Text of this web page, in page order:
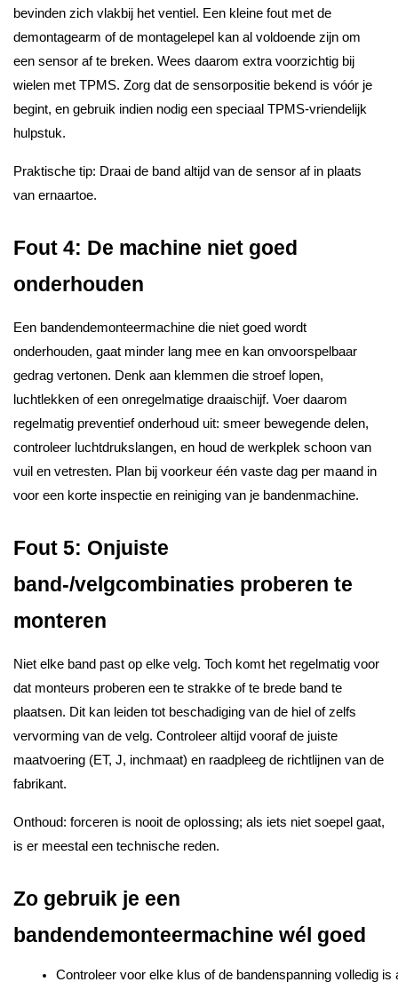
bevinden zich vlakbij het ventiel. Een kleine fout met de
demontagearm of de montagelepel kan al voldoende zijn om
een sensor af te breken. Wees daarom extra voorzichtig bij
wielen met TPMS. Zorg dat de sensorpositie bekend is vóór je
begint, en gebruik indien nodig een speciaal TPMS-vriendelijk
hulpstuk.
Praktische tip: Draai de band altijd van de sensor af in plaats
van ernaartoe.
Fout 4: De machine niet goed
onderhouden
Een bandendemonteermachine die niet goed wordt
onderhouden, gaat minder lang mee en kan onvoorspelbaar
gedrag vertonen. Denk aan klemmen die stroef lopen,
luchtlekken of een onregelmatige draaischijf. Voer daarom
regelmatig preventief onderhoud uit: smeer bewegende delen,
controleer luchtdrukslangen, en houd de werkplek schoon van
vuil en vetresten. Plan bij voorkeur één vaste dag per maand in
voor een korte inspectie en reiniging van je bandenmachine.
Fout 5: Onjuiste
band-/velgcombinaties proberen te
monteren
Niet elke band past op elke velg. Toch komt het regelmatig voor
dat monteurs proberen een te strakke of te brede band te
plaatsen. Dit kan leiden tot beschadiging van de hiel of zelfs
vervorming van de velg. Controleer altijd vooraf de juiste
maatvoering (ET, J, inchmaat) en raadpleeg de richtlijnen van de
fabrikant.
Onthoud: forceren is nooit de oplossing; als iets niet soepel gaat,
is er meestal een technische reden.
Zo gebruik je een
bandendemonteermachine wél goed
Controleer voor elke klus of de bandenspanning volledig is